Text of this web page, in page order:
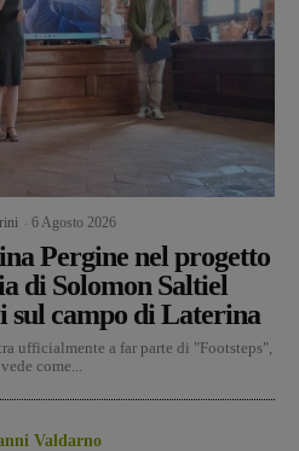
6 Agosto 2026
Pergine nel progetto
di Solomon Saltiel
campo di Laterina
ufficialmente a far parte di "Footsteps",
come...
Valdarno